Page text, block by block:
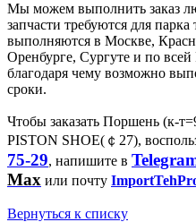
Мы можем выполнить заказ
запчасти требуются для
выполняются в Москве,
Оренбурге, Сургуте и по
благодаря чему возможно
сроки.
Чтобы заказать Поршень (к-
PISTON SHOE(￠27),
75-29, напишите в
Max или почту
Вернуться к списку